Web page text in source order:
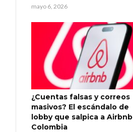
mayo 6, 2026
¿Cuentas falsas y correos
masivos? El escándalo de
lobby que salpica a Airbnb
Colombia